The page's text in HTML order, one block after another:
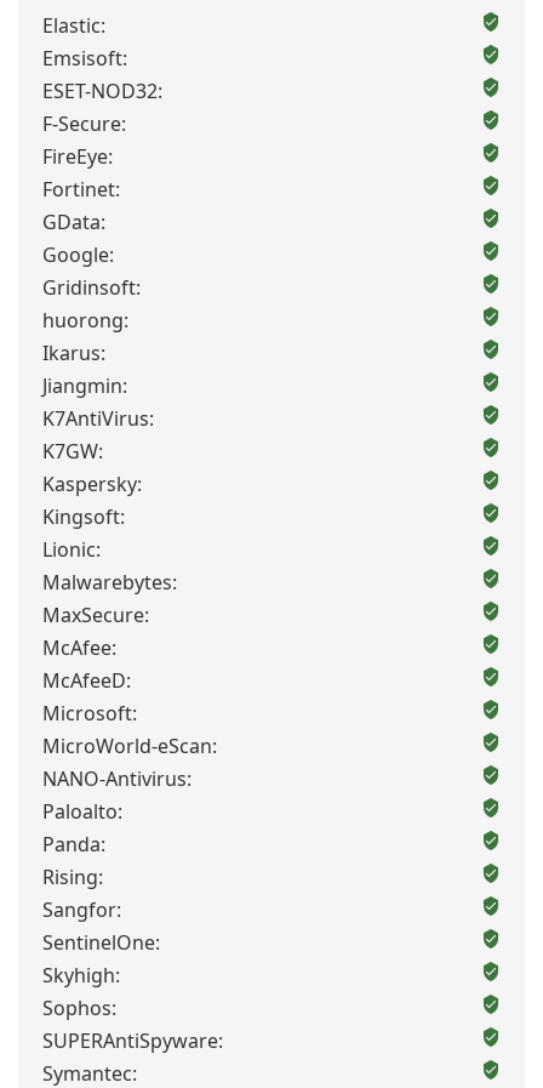
Elastic:
Emsisoft:
ESET-NOD32:
F-Secure:
FireEye:
Fortinet:
GData:
Google:
Gridinsoft:
huorong:
Ikarus:
Jiangmin:
K7AntiVirus:
K7GW:
Kaspersky:
Kingsoft:
Lionic:
Malwarebytes:
MaxSecure:
McAfee:
McAfeeD:
Microsoft:
MicroWorld-eScan:
NANO-Antivirus:
Paloalto:
Panda:
Rising:
Sangfor:
SentinelOne:
Skyhigh:
Sophos:
SUPERAntiSpyware:
Symantec: